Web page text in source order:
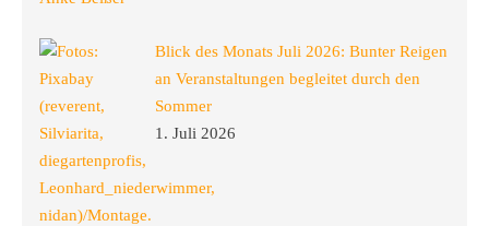
Blick des Monats Juli 2026: Bunter Reigen
an Veranstaltungen begleitet durch den
Sommer
1. Juli 2026